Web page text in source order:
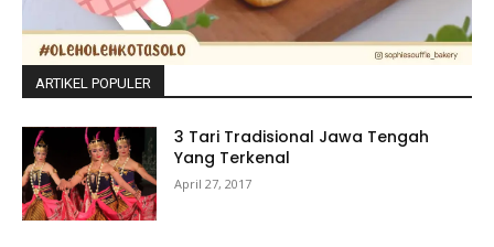
ARTIKEL POPULER
3 Tari Tradisional Jawa Tengah
Yang Terkenal
April 27, 2017